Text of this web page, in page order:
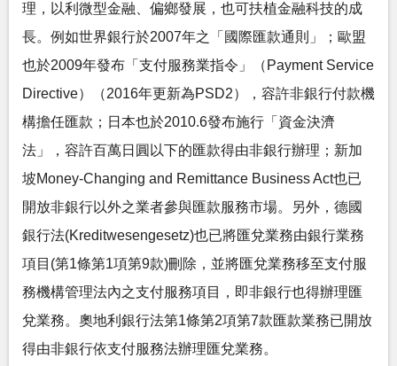
理，以利微型金融、偏鄉發展，也可扶植金融科技的成
長。例如世界銀行於2007年之「國際匯款通則」；歐盟
也於2009年發布「支付服務業指令」（Payment Service
Directive）（2016年更新為PSD2），容許非銀行付款機
構擔任匯款；日本也於2010.6發布施行「資金決濟
法」，容許百萬日圓以下的匯款得由非銀行辦理；新加
坡Money-Changing and Remittance Business Act也已
開放非銀行以外之業者參與匯款服務市場。另外，德國
銀行法(Kreditwesengesetz)也已將匯兌業務由銀行業務
項目(第1條第1項第9款)刪除，並將匯兌業務移至支付服
務機構管理法內之支付服務項目，即非銀行也得辦理匯
兌業務。奧地利銀行法第1條第2項第7款匯款業務已開放
得由非銀行依支付服務法辦理匯兌業務。